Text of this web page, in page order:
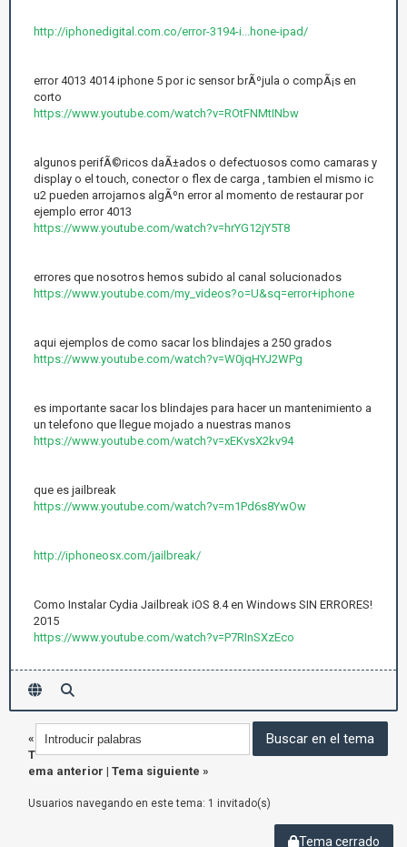
http://iphonedigital.com.co/error-3194-i...hone-ipad/
error 4013 4014 iphone 5 por ic sensor brÃºjula o compÃ¡s en
corto
https://www.youtube.com/watch?v=ROtFNMtINbw
algunos perifÃ©ricos daÃ±ados o defectuosos como camaras y
display o el touch, conector o flex de carga , tambien el mismo ic
u2 pueden arrojarnos algÃºn error al momento de restaurar por
ejemplo error 4013
https://www.youtube.com/watch?v=hrYG12jY5T8
errores que nosotros hemos subido al canal solucionados
https://www.youtube.com/my_videos?o=U&sq=error+iphone
aqui ejemplos de como sacar los blindajes a 250 grados
https://www.youtube.com/watch?v=W0jqHYJ2WPg
es importante sacar los blindajes para hacer un mantenimiento a
un telefono que llegue mojado a nuestras manos
https://www.youtube.com/watch?v=xEKvsX2kv94
que es jailbreak
https://www.youtube.com/watch?v=m1Pd6s8YwOw
http://iphoneosx.com/jailbreak/
Como Instalar Cydia Jailbreak iOS 8.4 en Windows SIN ERRORES!
2015
https://www.youtube.com/watch?v=P7RInSXzEco
«
T
ema anterior | Tema siguiente »
Usuarios navegando en este tema: 1 invitado(s)
Tema cerrado